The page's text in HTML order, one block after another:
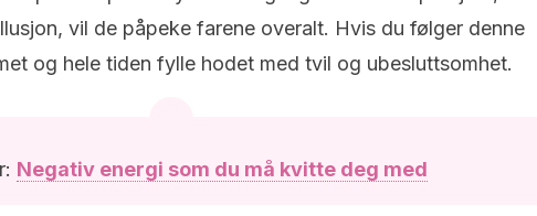
vil de påpeke farene overalt. Hvis du følger denne
og hele tiden fylle hodet med tvil og ubesluttsomhet.
Negativ energi som du må kvitte deg med